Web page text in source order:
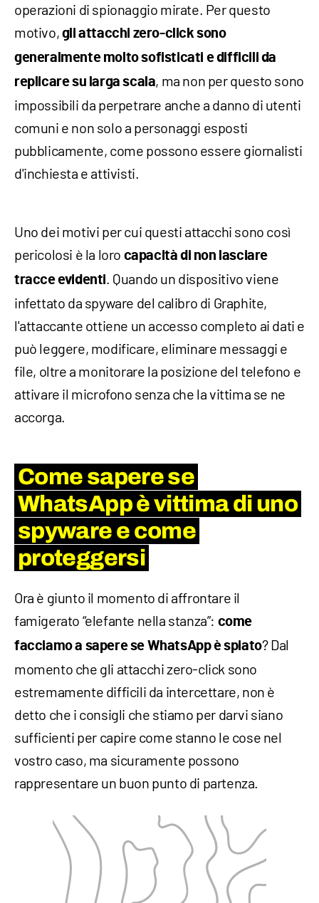
operazioni di spionaggio mirate. Per questo
motivo, gli attacchi zero-click sono
generalmente molto sofisticati e difficili da
replicare su larga scala, ma non per questo sono
impossibili da perpetrare anche a danno di utenti
comuni e non solo a personaggi esposti
pubblicamente, come possono essere giornalisti
d'inchiesta e attivisti.
Uno dei motivi per cui questi attacchi sono così
pericolosi è la loro capacità di non lasciare
tracce evidenti. Quando un dispositivo viene
infettato da spyware del calibro di Graphite,
l'attaccante ottiene un accesso completo ai dati e
può leggere, modificare, eliminare messaggi e
file, oltre a monitorare la posizione del telefono e
attivare il microfono senza che la vittima se ne
accorga.
Come sapere se
WhatsApp è vittima di uno
spyware e come
proteggersi
Ora è giunto il momento di affrontare il
famigerato “elefante nella stanza”: come
facciamo a sapere se WhatsApp è spiato? Dal
momento che gli attacchi zero-click sono
estremamente difficili da intercettare, non è
detto che i consigli che stiamo per darvi siano
sufficienti per capire come stanno le cose nel
vostro caso, ma sicuramente possono
rappresentare un buon punto di partenza.